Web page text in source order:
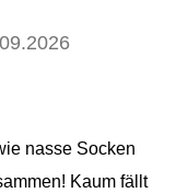
nasse Socken
Kaum fällt